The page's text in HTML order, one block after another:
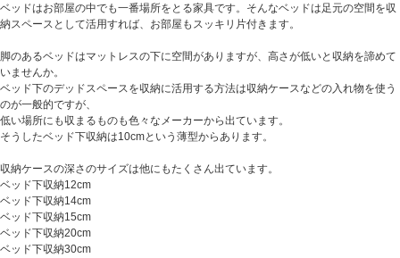
ベッドはお部屋の中でも一番場所をとる家具です。そんなベッドは足元の空間を収
納スペースとして活用すれば、お部屋もスッキリ片付きます。
脚のあるベッドはマットレスの下に空間がありますが、高さが低いと収納を諦めて
いませんか。
ベッド下のデッドスペースを収納に活用する方法は収納ケースなどの入れ物を使う
のが一般的ですが、
低い場所にも収まるものも色々なメーカーから出ています。
そうしたベッド下収納は10cmという薄型からあります。
収納ケースの深さのサイズは他にもたくさん出ています。
ベッド下収納12cm
ベッド下収納14cm
ベッド下収納15cm
ベッド下収納20cm
ベッド下収納30cm